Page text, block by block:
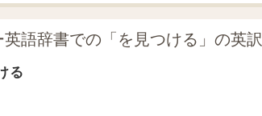
語辞書での「を見つける」の英訳
る